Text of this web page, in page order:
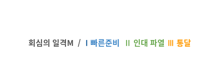
회심의 일격M / Ⅰ 빠른준비 Ⅱ 인대 파열 Ⅲ 통달